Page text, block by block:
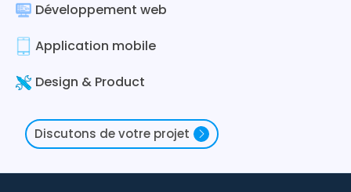
Développement web
Application mobile
Design & Product
Discutons de votre projet